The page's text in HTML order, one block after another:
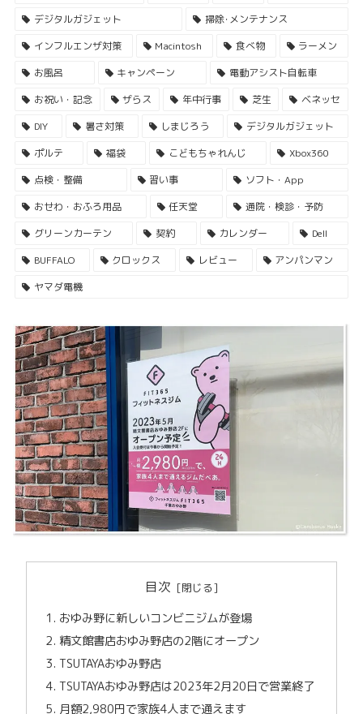
デジタルガジェット
掃除･メンテナンス
インフルエンザ対策
Macintosh 食べ物
ラーメン
お風呂
キャンペーン
電動アシスト自転車
お祝い・記念
ザらス 年中行事 芝生
ベネッセ
DIY
暑さ対策 しまじろう
デジタルガジェット
ポルテ
福袋 こどもちゃれんじ
Xbox360
点検・整備
習い事
ソフト・App
おせわ・おふろ用品
任天堂
通院・検診・予防
グリーンカーテン
契約 カレンダー
Dell
BUFFALO
クロックス レビュー
アンパンマン
ヤマダ電機
目次
おゆみ野に新しいコンビニジムが登場
精文館書店おゆみ野店の2階にオープン
TSUTAYAおゆみ野店
TSUTAYAおゆみ野店は2023年2月20日で営業終了
月額2,980円で家族4人まで通えます